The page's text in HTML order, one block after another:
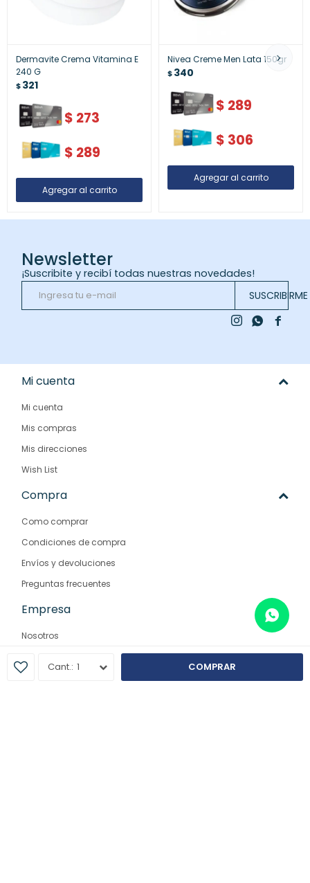
1 COMPRAR
Dermavite Crema Vitamina E
240 G
$321
$ 273
$ 289
Nivea Creme Men Lata 150gr
$340
$ 289
$ 306
Newsletter
¡Suscribite y recibí todas nuestras novedades!
SUSCRIBIRME

 
Mi cuenta
Mi cuenta
Mis compras
Mis direcciones
Wish List
Compra
Como comprar
Condiciones de compra
Envíos y devoluciones
Preguntas frecuentes
Empresa
Nosotros